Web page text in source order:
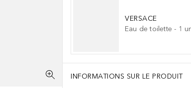
VERSACE
Eau de toilette - 1
INFORMATIONS SUR LE PRODUIT